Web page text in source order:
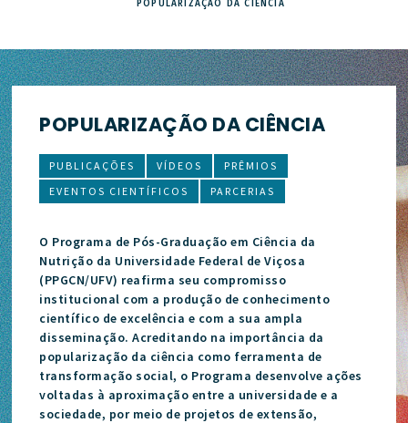
POPULARIZAÇÃO DA CIÊNCIA
POPULARIZAÇÃO DA CIÊNCIA
PUBLICAÇÕES VÍDEOS
PRÊMIOS
EVENTOS CIENTÍFICOS
PARCERIAS
O Programa de Pós-Graduação em Ciência da
Nutrição da Universidade Federal de Viçosa
(PPGCN/UFV) reafirma seu compromisso
institucional com a produção de conhecimento
científico de excelência e com a sua ampla
disseminação. Acreditando na importância da
popularização da ciência como ferramenta de
transformação social, o Programa desenvolve ações
voltadas à aproximação entre a universidade e a
sociedade, por meio de projetos de extensão,